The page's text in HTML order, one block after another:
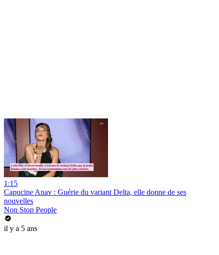
1:15
Capucine Anav : Guérie du variant Delta, elle donne de ses
nouvelles
Non Stop People
il y a 5 ans